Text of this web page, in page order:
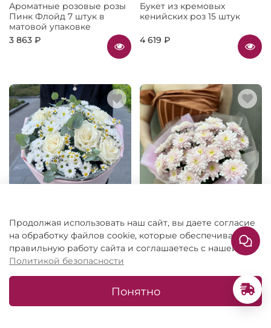
Ароматные розовые розы
Пинк Флойд 7 штук в
матовой упаковке
3 863 ₽
Букет из кремовых
кенийских роз 15 штук
4 619 ₽
Букет с белыми розами,
хризантемой и
ромашками
6 815 ₽
Хризантемы кустовые 7
штук
Продолжая использовать наш сайт, вы даете согласие
на обработку файлов cookie, которые обеспечивают
правильную работу сайта и соглашаетесь с нашей
Политикой безопасности
Понятно